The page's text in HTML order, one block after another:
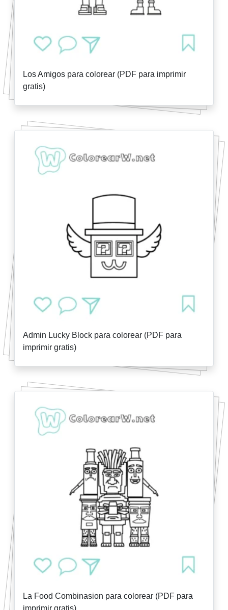
Los Amigos para colorear (PDF para imprimir
gratis)
Admin Lucky Block para colorear (PDF para
imprimir gratis)
La Food Combinasion para colorear (PDF para